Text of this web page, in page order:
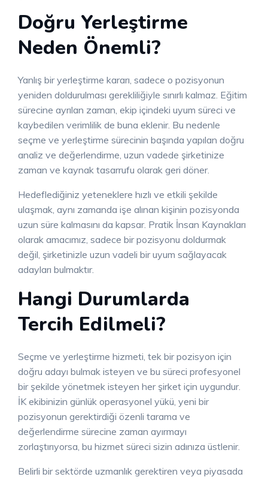
Doğru Yerleştirme
Neden Önemli?
Yanlış bir yerleştirme kararı, sadece o pozisyonun
yeniden doldurulması gerekliliğiyle sınırlı kalmaz. Eğitim
sürecine ayrılan zaman, ekip içindeki uyum süreci ve
kaybedilen verimlilik de buna eklenir. Bu nedenle
seçme ve yerleştirme sürecinin başında yapılan doğru
analiz ve değerlendirme, uzun vadede şirketinize
zaman ve kaynak tasarrufu olarak geri döner.
Hedeflediğiniz yeteneklere hızlı ve etkili şekilde
ulaşmak, aynı zamanda işe alınan kişinin pozisyonda
uzun süre kalmasını da kapsar. Pratik İnsan Kaynakları
olarak amacımız, sadece bir pozisyonu doldurmak
değil, şirketinizle uzun vadeli bir uyum sağlayacak
adayları bulmaktır.
Hangi Durumlarda
Tercih Edilmeli?
Seçme ve yerleştirme hizmeti, tek bir pozisyon için
doğru adayı bulmak isteyen ve bu süreci profesyonel
bir şekilde yönetmek isteyen her şirket için uygundur.
İK ekibinizin günlük operasyonel yükü, yeni bir
pozisyonun gerektirdiği özenli tarama ve
değerlendirme sürecine zaman ayırmayı
zorlaştırıyorsa, bu hizmet süreci sizin adınıza üstlenir.
Belirli bir sektörde uzmanlık gerektiren veya piyasada